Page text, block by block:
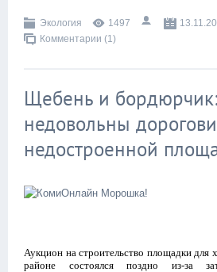
Экология 1497
Комментарии (1)
Щебень и
недовольны
недостроенной
Аукцион на строительство площадки
районе состоялся поздно из-за